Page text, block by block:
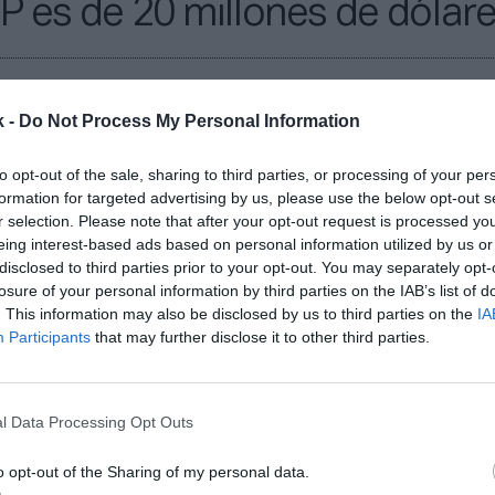
- Do Not Process My Personal Information
opt-out of the sale, sharing to third parties, or processing of your
for targeted advertising by us, please use the below opt-out
selection. Please note that after your opt-out request is processed
interest-based ads based on personal information utilized by us
to third parties prior to your opt-out. You may separately
of your personal information by third parties on the IAB’s list of
This information may also be disclosed by us to third parties on the
Participants that may further disclose it to other third parties.
Data Processing Opt Outs
opt-out of the Sharing of my personal data.
es de 20 millones de
presidencia; en la Copa América y la Fórmula 1,
y National Geographic; junto con la propiedad
se encarga de liderar una nueva etapa en
general de Los Gallos afirma que “se están
cambios, se están analizando muchas cosas. Pero
lo importante es adaptar el proyecto al talento que
El presupuesto anual para los equipos supera los
Entre ellas, el responsable del equipo español
Ciudades como Barcelona, Ibiza, Palma
o Valencia ya mostraron con anterioridad su